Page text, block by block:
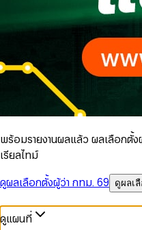
พร้อมรายงานผลแล้ว ผลเลือกตั้
เรียลไทม์
ดูผลเลือกตั้งผู้ว่า กทม. 69
ดูผลเ
ดูแผนที่